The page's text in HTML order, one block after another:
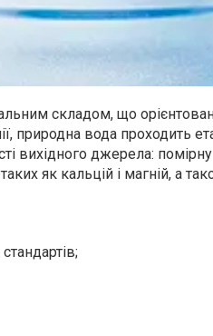
складом, що
природна вода проходить
вихідного джерела: помірну
як кальцій і магній, а